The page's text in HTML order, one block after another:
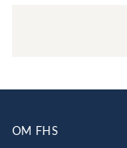
OM FHS